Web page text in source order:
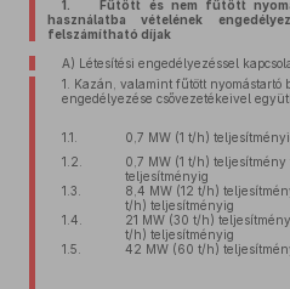
1. Fűtött és nem fűtött
használatba vételének
felszámítható díjak
A) Létesítési engedélyezéssel
1. Kazán, valamint fűtött nyomástartó
engedélyezése csővezetékeivel
1.1. 0,7 MW (1 t/h)
1.2.
0,7 MW (1 t/h)
teljesítményig
1.3.
8,4 MW (12 t/h)
t/h) teljesítményig
1.4.
21 MW (30 t/h)
t/h) teljesítményig
1.5.
42 MW (60 t/h)